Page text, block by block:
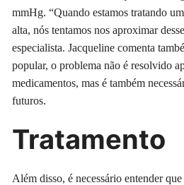
mmHg. “Quando estamos tratando
alta, nós tentamos nos aproximar
especialista. Jacqueline comenta
popular, o problema não é resolvido
medicamentos, mas é também
futuros.
Tratamento
Além disso, é necessário entender